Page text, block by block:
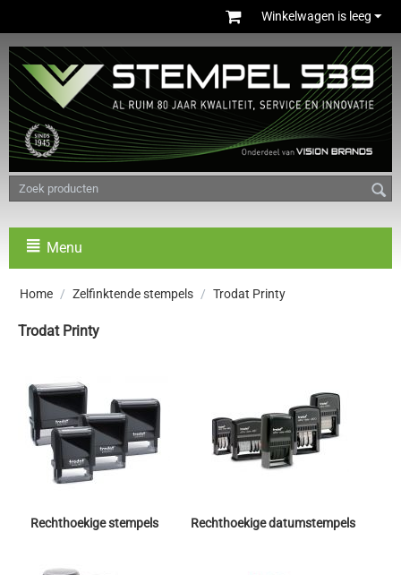
Winkelwagen is leeg
Menu
Home / Zelfinktende stempels / Trodat Printy
Trodat Printy
Rechthoekige stempels Rechthoekige datumstempels